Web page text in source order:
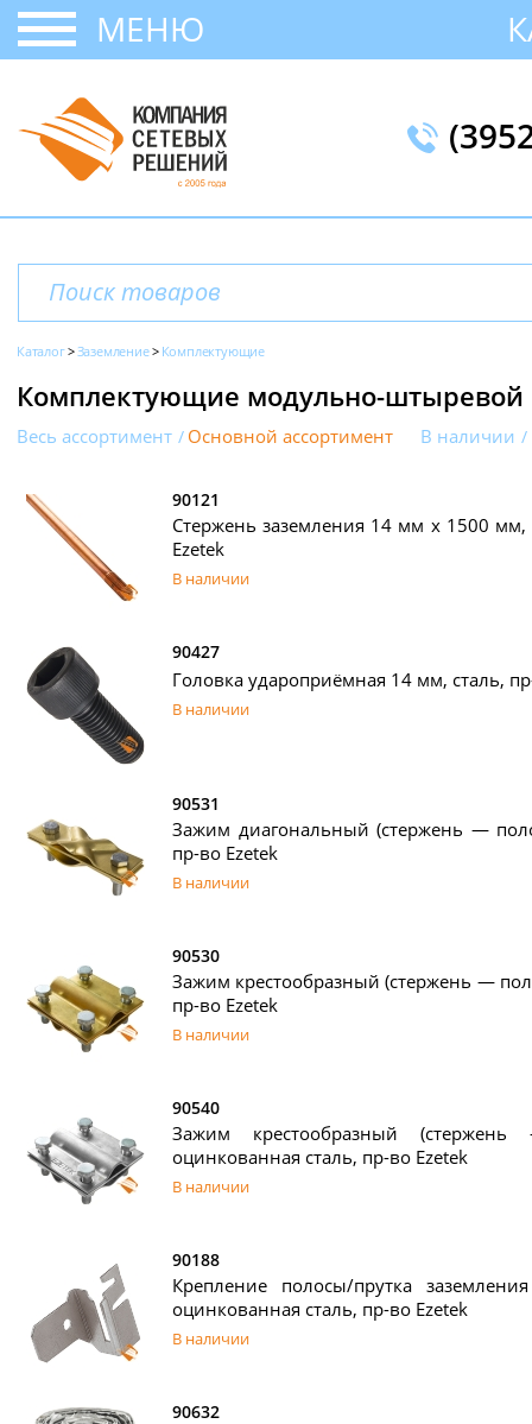
МЕНЮ
Каталог Заземление Комплектующие
Комплектующие модульно-штыревой
Весь ассортимент Основной ассортимент В наличии
90121
Стержень заземления 14 мм х 1500
Ezetek
В наличии
90427
Головка удароприёмная 14 мм, сталь,
В наличии
90531
Зажим диагональный (стержень —
пр-во Ezetek
В наличии
90530
Зажим крестообразный (стержень —
пр-во Ezetek
В наличии
90540
Зажим крестообразный (стержень
оцинкованная сталь, пр-во Ezetek
В наличии
90188
Крепление полосы/прутка
оцинкованная сталь, пр-во Ezetek
В наличии
90632